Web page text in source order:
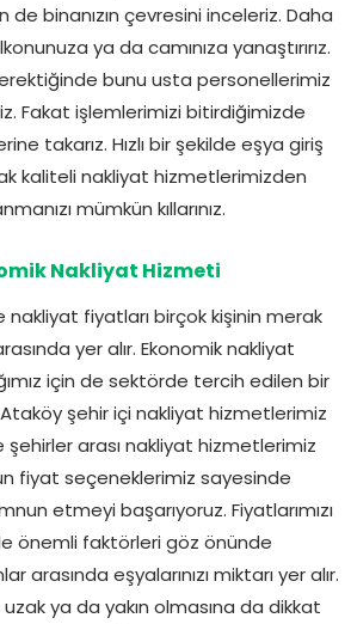
binanızın çevresini inceleriz. Daha
ya da camınıza yanaştırırız.
bunu usta personellerimiz
Fakat işlemlerimizi bitirdiğimizde
takarız. Hızlı bir şekilde eşya giriş
kaliteli nakliyat hizmetlerimizden
mümkün kıllarınız.
Nakliyat Hizmeti
fiyatları birçok kişinin merak
yer alır. Ekonomik nakliyat
için de sektörde tercih edilen bir
şehir içi nakliyat hizmetlerimiz
şehirler arası nakliyat hizmetlerimiz
fiyat seçeneklerimiz sayesinde
etmeyi başarıyoruz. Fiyatlarımızı
önemli faktörleri göz önünde
arasında eşyalarınızı miktarı yer alır.
ya da yakın olmasına da dikkat